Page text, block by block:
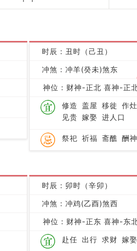
时辰：丑时（己丑）
冲煞：冲羊(癸未)煞东
神位：财神-正北 喜神-正
修造 盖屋 移徙 作灶
见贵 嫁娶 进人口
祭祀 祈福 斋醮 酬神
时辰：卯时（辛卯）
冲煞：冲鸡(乙酉)煞西
神位：财神-正东 喜神-东
赴任 出行 求财 嫁娶